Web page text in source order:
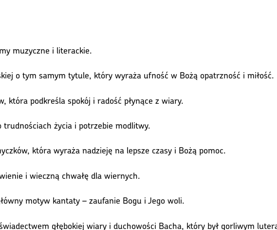
muzyczne i literackie.
o tym samym tytule, który wyraża ufność w Bożą opatrzność i miłość.
która podkreśla spokój i radość płynące z wiary.
życia i potrzebie modlitwy.
która wyraża nadzieję na lepsze czasy i Bożą pomoc.
i wieczną chwałę dla wiernych.
motyw kantaty – zaufanie Bogu i Jego woli.
głębokiej wiary i duchowości Bacha, który był gorliwym